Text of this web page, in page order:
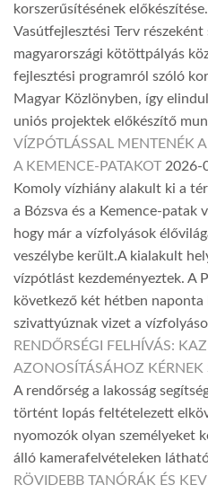
korszerűsítésének
Vasútfejlesztési Terv
magyarországi kötöttpályás
fejlesztési programról szóló
Magyar Közlönyben, így
uniós projektek előkészítő
VÍZPÓTLÁSSAL MENTENÉK
A KEMENCE-PATAKOT 2026-
Komoly vízhiány alakult ki a
a Bózsva és a Kemence-patak
hogy már a vízfolyások
veszélybe került.A kialakult
vízpótlást kezdeményeztek. A
következő két hétben naponta
szivattyúznak vizet a
RENDŐRSÉGI FELHÍVÁS:
AZONOSÍTÁSÁHOZ KÉRNEK
A rendőrség a lakosság
történt lopás feltételezett
nyomozók olyan személyeket
álló kamerafelvételeken
RÖVIDEBB TANÓRÁK ÉS